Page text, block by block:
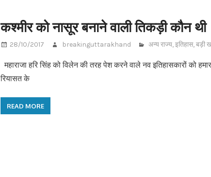
कश्मीर को नासूर बनाने वाली तिकड़ी कौन थी
28/10/2017 breakinguttarakhand अन्य राज्य,इतिहास,बड़ी
महाराजा हरि सिंह को विलेन की तरह पेश करने वाले नव इतिहासकारों को
रियासत के
READ MORE